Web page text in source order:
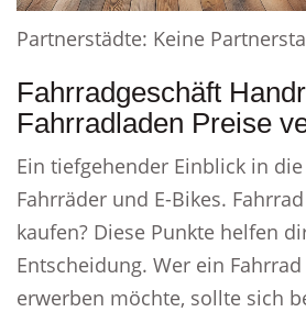
Partnerstädte: Keine
Fahrradgeschäft
Fahrradladen Preise
Ein tiefgehender Einblick in
Fahrräder und E-Bikes.
kaufen? Diese Punkte helfen
Entscheidung. Wer ein
erwerben möchte, sollte sich